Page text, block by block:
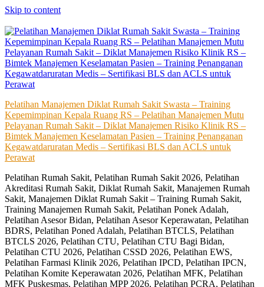
Skip to content
Pelatihan Manajemen Diklat Rumah Sakit Swasta – Training
Kepemimpinan Kepala Ruang RS – Pelatihan Manajemen Mutu
Pelayanan Rumah Sakit – Diklat Manajemen Risiko Klinik RS –
Bimtek Manajemen Keselamatan Pasien – Training Penanganan
Kegawatdaruratan Medis – Sertifikasi BLS dan ACLS untuk
Perawat
Pelatihan Rumah Sakit, Pelatihan Rumah Sakit 2026, Pelatihan
Akreditasi Rumah Sakit, Diklat Rumah Sakit, Manajemen Rumah
Sakit, Manajemen Diklat Rumah Sakit – Training Rumah Sakit,
Training Manajemen Rumah Sakit, Pelatihan Ponek Adalah,
Pelatihan Asesor Bidan, Pelatihan Asesor Keperawatan, Pelatihan
BDRS, Pelatihan Poned Adalah, Pelatihan BTCLS, Pelatihan
BTCLS 2026, Pelatihan CTU, Pelatihan CTU Bagi Bidan,
Pelatihan CTU 2026, Pelatihan CSSD 2026, Pelatihan EWS,
Pelatihan Farmasi Klinik 2026, Pelatihan IPCD, Pelatihan IPCN,
Pelatihan Komite Keperawatan 2026, Pelatihan MFK, Pelatihan
MFK Puskesmas, Pelatihan MPP 2026, Pelatihan PCRA, Pelatihan